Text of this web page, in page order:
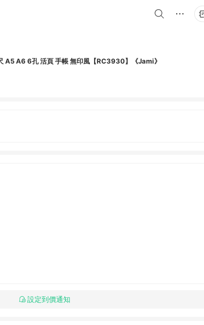
手帳收納袋 分隔版 書籤 直尺 A5 A6 6孔 活頁 手帳 無印風【RC3930】《Jami》
設定到價通知